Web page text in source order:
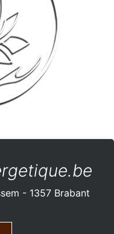
- 1357 Brabant